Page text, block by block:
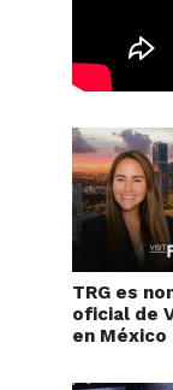
TRG es
oficial de
en México